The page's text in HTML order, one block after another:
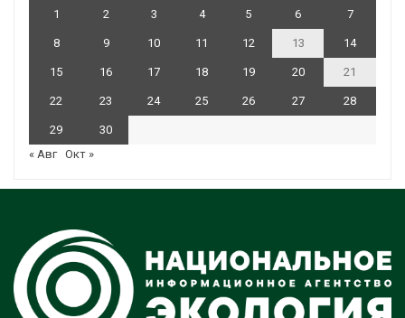
1 2 3 4 5 6 7
8 9 10 11 12 13 14
15 16 17 18 19 20 21
22 23 24 25 26 27 28
29
30
« Авг Окт »